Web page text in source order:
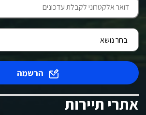
הרשמה
אתרי תיירות